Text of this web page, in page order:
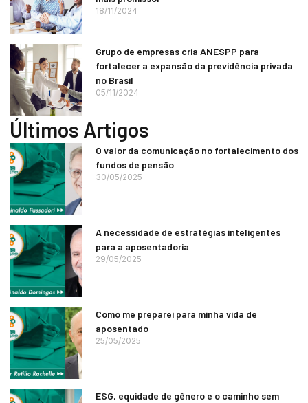
18/11/2024
Grupo de empresas cria ANESPP para
fortalecer a expansão da previdência privada
no Brasil
05/11/2024
Últimos Artigos
O valor da comunicação no fortalecimento dos
fundos de pensão
30/05/2025
A necessidade de estratégias inteligentes
para a aposentadoria
29/05/2025
Como me preparei para minha vida de
aposentado
25/05/2025
ESG, equidade de gênero e o caminho sem